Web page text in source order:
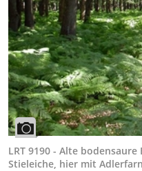
LRT 9190 - Alte
Stieleiche, hier mit